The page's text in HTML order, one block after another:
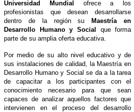
Universidad Mundial
ofrece a los
profesionistas que desean desarrollarse
dentro de la región su
Maestría en
Desarrollo Humano y Social
que forma
parte de su amplia oferta educativa
Por medio de su alto nivel educativo y de
sus instalaciones de calidad, la Maestría en
Desarrollo Humano y Social se da a la tarea
de capacitar a los participantes con el
conocimiento necesario para que sean
capaces de analizar aquellos factores que
intervienen en el proceso del desarrollo